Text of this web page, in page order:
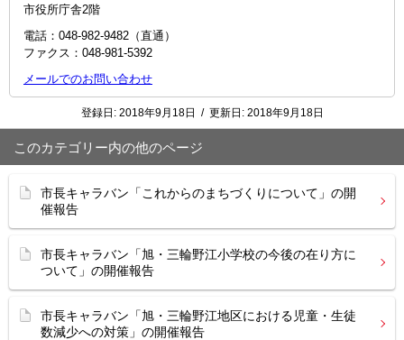
市役所庁舎2階
電話：048-982-9482（直通）
ファクス：048-981-5392
メールでのお問い合わせ
登録日: 2018年9月18日 / 更新日: 2018年9月18日
このカテゴリー内の他のページ
市長キャラバン「これからのまちづくりについて」の開
催報告
市長キャラバン「旭・三輪野江小学校の今後の在り方に
ついて」の開催報告
市長キャラバン「旭・三輪野江地区における児童・生徒
数減少への対策」の開催報告